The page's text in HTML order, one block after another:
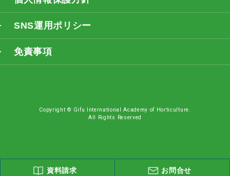
SNS運用ポリシー
免責事項
Copyright © Gifu International Academy of Horticulture.
All Rights Reserved
資料請求 お問合せ